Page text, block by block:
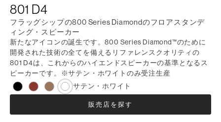
801 D4
フラッグシップの800 Series Diamondのフロアスタンデ
ィング・スピーカー
新たなアイコンの誕生です。800 Series Diamond™のために
開発された技術の全てを備えるリファレンスクオリティの
801 D4は、これからのハイエンドスピーカーの基準となるス
ピーカーです。※サテン・ホワイトのみ受注生産
サテン・ホワイト
販売店を探す